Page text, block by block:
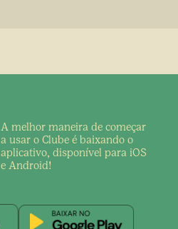
A melhor maneira de começar
a usar o Clube é baixando o
aplicativo, disponível para iOS
e Android!